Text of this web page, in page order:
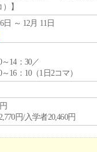
）】
日 ～ 12月 11日
～14：30／
～16：10（1日2コマ）
円/入学者20,460円